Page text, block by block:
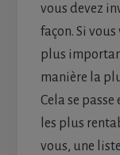
vous devez
façon. Si
plus
manière la
Cela se
les plus
vous, une